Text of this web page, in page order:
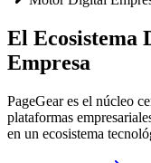
El Ecosistema
Empresa
PageGear es el núcleo
plataformas
en un ecosistema